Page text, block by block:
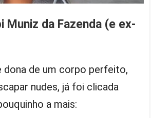
Muniz da Fazenda (e ex-
dona de um corpo perfeito,
nudes, já foi clicada
a mais: